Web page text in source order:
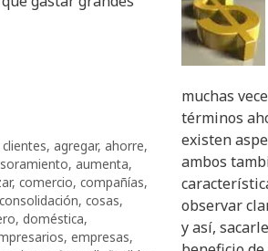
, agregar, ahorre,
, aumenta,
, comercio, compañías,
consolidación, cosas,
, doméstica,
, empresas,
muchas
términos
existen
ambos
observar
y así,